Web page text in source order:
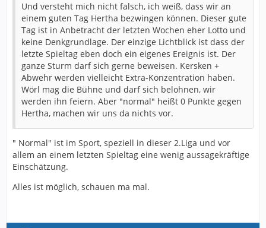
Und versteht mich nicht falsch, ich weiß, dass wir an
einem guten Tag Hertha bezwingen können. Dieser gute
Tag ist in Anbetracht der letzten Wochen eher Lotto und
keine Denkgrundlage. Der einzige Lichtblick ist dass der
letzte Spieltag eben doch ein eigenes Ereignis ist. Der
ganze Sturm darf sich gerne beweisen. Kersken +
Abwehr werden vielleicht Extra-Konzentration haben.
Wörl mag die Bühne und darf sich belohnen, wir
werden ihn feiern. Aber "normal" heißt 0 Punkte gegen
Hertha, machen wir uns da nichts vor.
" Normal" ist im Sport, speziell in dieser 2.Liga und vor
allem an einem letzten Spieltag eine wenig aussagekräftige
Einschätzung.
Alles ist möglich, schauen ma mal.